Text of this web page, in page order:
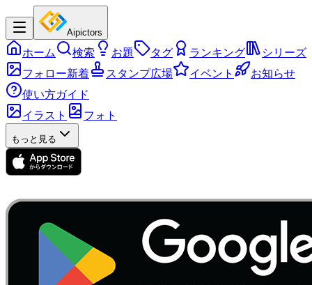
Aipictors
ホーム 検索 お題 タグ ランキング
シリーズ
フォロー新着
スタンプ広場 イベント
お知らせ
使い方ガイド
イラスト
フォト
もっと見る